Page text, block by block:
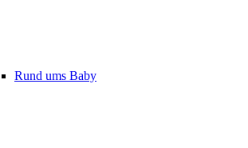
Rund ums Baby